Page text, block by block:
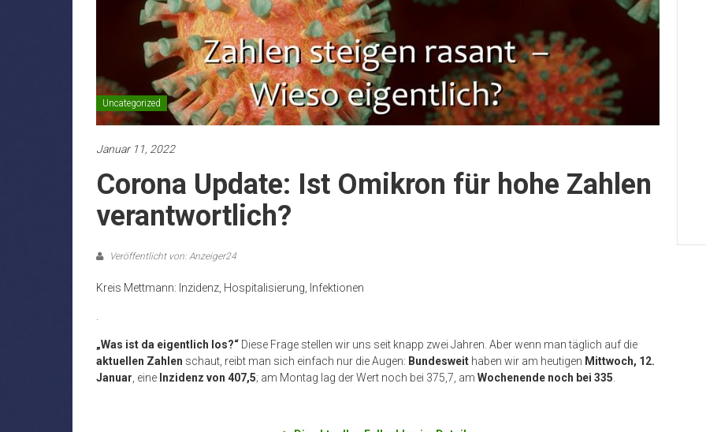
Uncategorized
Januar 11, 2022
Corona Update: Ist Omikron für hohe Zahlen
verantwortlich?
Veröffentlicht von: Anzeiger24
Kreis Mettmann: Inzidenz, Hospitalisierung, Infektionen
„Was ist da eigentlich los?“ Diese Frage stellen wir uns seit knapp zwei Jahren. Aber wenn man täglich auf die
aktuellen Zahlen schaut, reibt man sich einfach nur die Augen: Bundesweit haben wir am heutigen Mittwoch, 12.
Januar , eine Inzidenz von 407,5; am Montag lag der Wert noch bei 375,7, am Wochenende noch bei 335